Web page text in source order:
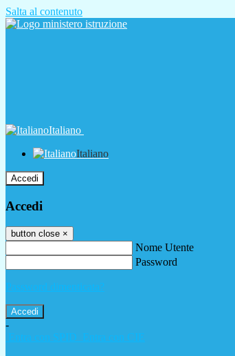
Salta al contenuto
Italiano
Italiano
Accedi
Accedi
button close ×
Nome Utente
Password
Password dimenticata?
-
Entra con SPID
Entra con CIE